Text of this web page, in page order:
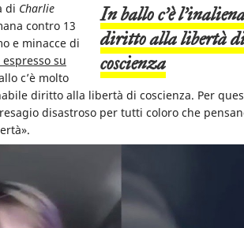
In ballo c’è l’inalienabile
diritto alla libertà
coscienza
di Charlie
contro 13
e minacce di
su
c’è molto
diritto alla libertà di coscienza. Per
disastroso per tutti coloro che